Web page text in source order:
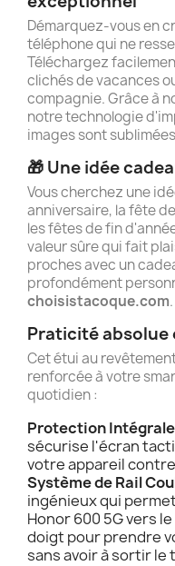
Démarquez-vous en
téléphone qui ne
Téléchargez
clichés de vacances
compagnie. Grâce à
notre technologie
images sont
🎁 Une idée
Vous cherchez une
anniversaire, la fête
les fêtes de fin
valeur sûre qui fait
proches avec un
profondément
choisistacoque.com.
Praticité absolue
Cet étui au
renforcée à votre
quotidien :
Protection
sécurise l'écran
votre appareil
Système de Rail
ingénieux qui
Honor 600 5G vers
doigt pour prendre
sans avoir à sortir le